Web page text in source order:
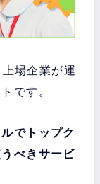
場企業が運
です。
でトップク
べきサービ